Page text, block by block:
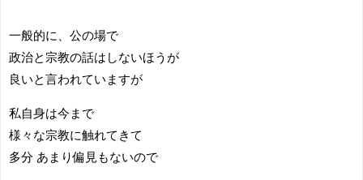
一般的に、公の場で
政治と宗教の話はしないほうが
良いと言われていますが
私自身は今まで
様々な宗教に触れてきて
多分 あまり偏見もないので